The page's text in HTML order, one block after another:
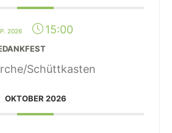
2026 15:00
Schüttkasten
OKTOBER 2026